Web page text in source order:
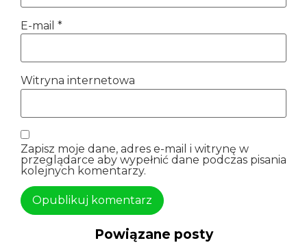
E-mail *
Witryna internetowa
Zapisz moje dane, adres e-mail i witrynę w
przeglądarce aby wypełnić dane podczas pisania
kolejnych komentarzy.
Powiązane posty